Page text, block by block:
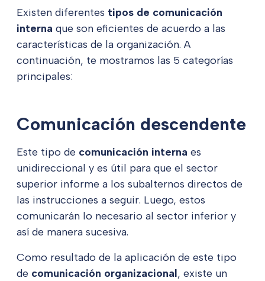
Existen diferentes tipos de comunicación
interna que son eficientes de acuerdo a las
características de la organización. A
continuación, te mostramos las 5 categorías
principales:
Comunicación descendente
Este tipo de comunicación interna es
unidireccional y es útil para que el sector
superior informe a los subalternos directos de
las instrucciones a seguir. Luego, estos
comunicarán lo necesario al sector inferior y
así de manera sucesiva.
Como resultado de la aplicación de este tipo
de comunicación organizacional, existe un